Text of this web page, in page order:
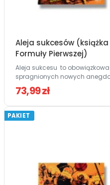
Aleja sukcesów
Formuły Pierwszej)
Aleja sukcesu to obowiązkowa lektura dla fanów motorsportu
spragnionych nowych
73,99 zł
PAKIET